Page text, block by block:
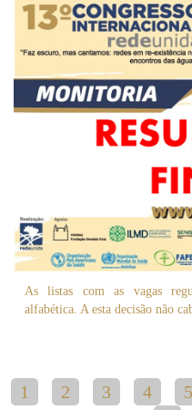
As listas com as vagas
alfabética. A esta decisão não
1 2 3 4 5